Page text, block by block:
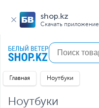
shop.kz
Скачать приложение
Главная Ноутбуки
Ноутбуки